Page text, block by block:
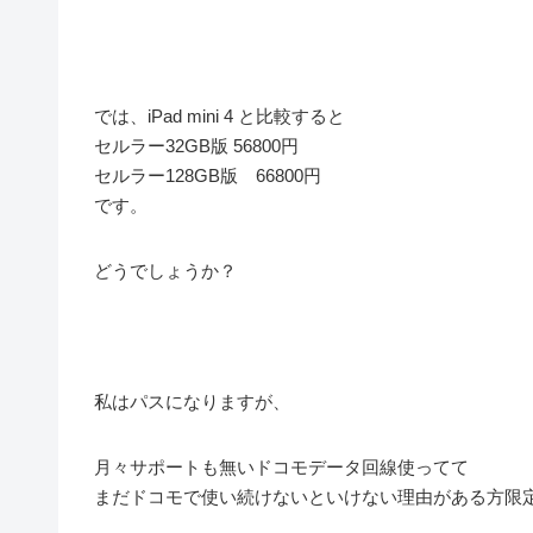
では、iPad mini 4 と比較すると
セルラー32GB版 56800円
セルラー128GB版 66800円
です。
どうでしょうか？
私はパスになりますが、
月々サポートも無いドコモデータ回線使ってて
まだドコモで使い続けないといけない理由がある方限